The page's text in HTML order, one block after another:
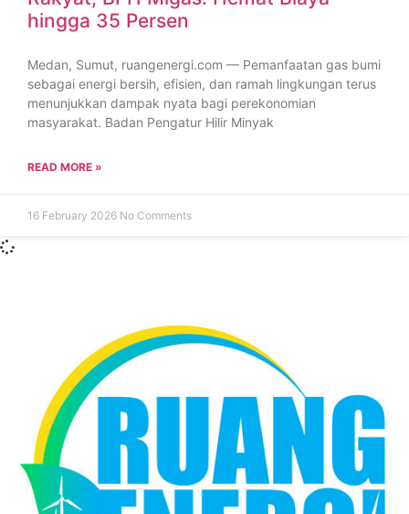
hingga 35 Persen
Medan, Sumut, ruangenergi.com — Pemanfaatan gas bumi
sebagai energi bersih, efisien, dan ramah lingkungan terus
menunjukkan dampak nyata bagi perekonomian
masyarakat. Badan Pengatur Hilir Minyak
READ MORE »
16 February 2026 No Comments